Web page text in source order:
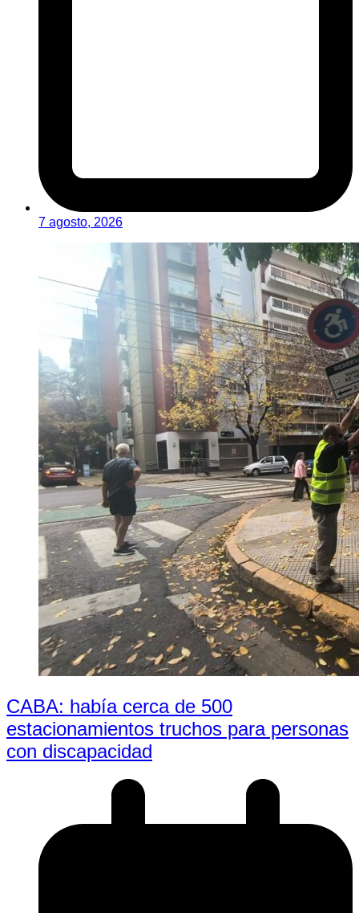
7 agosto, 2026
CABA: había cerca de 500
estacionamientos truchos para personas
con discapacidad